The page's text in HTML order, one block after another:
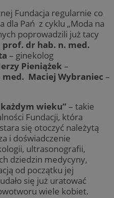
Fundacja regularnie co
dla Pań z cyklu „Moda na
poprowadzili już tacy
prof. dr hab. n. med.
– ginekolog
Pieniążek –
med. Maciej Wybraniec –
wieku” – takie
Fundacji, która
się otoczyć należytą
i doświadczenie
ultrasonografii,
dziedzin medycyny,
od początku jej
się już uratować
wiele kobiet.